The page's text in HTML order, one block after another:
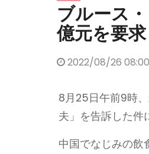
ブルース
億元を要求
2022/08/26 08:00
8月25日午前9時
夫」を告訴した件
中国でなじみの飲